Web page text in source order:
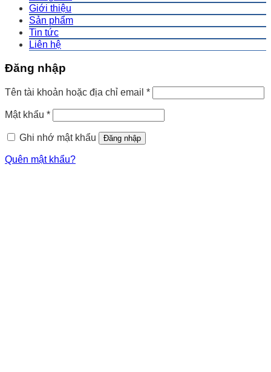
Giới thiệu
Sản phẩm
Tin tức
Liên hệ
Đăng nhập
Tên tài khoản hoặc địa chỉ email *
Mật khẩu *
Ghi nhớ mật khẩu Đăng nhập
Quên mật khẩu?